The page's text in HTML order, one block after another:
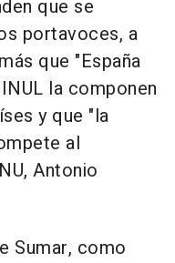
que se
portavoces, a
que "España
la componen
y que "la
al
Antonio
Sumar, como